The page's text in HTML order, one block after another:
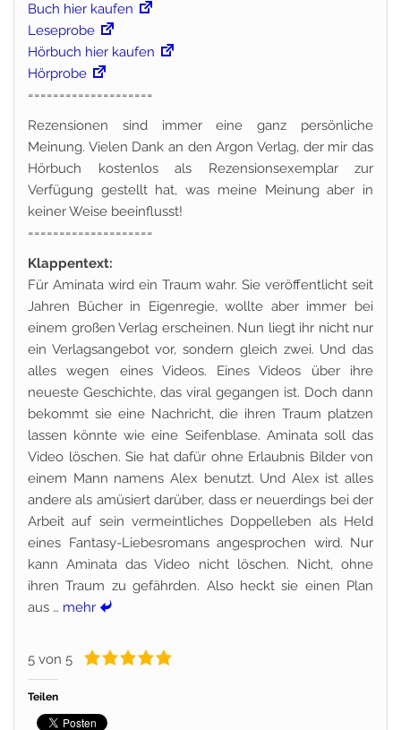
Buch hier kaufen
Leseprobe
Hörbuch hier kaufen
Hörprobe
====================
Rezensionen sind immer eine ganz persönliche
Meinung. Vielen Dank an den Argon Verlag, der mir das
Hörbuch kostenlos als Rezensionsexemplar zur
Verfügung gestellt hat, was meine Meinung aber in
keiner Weise beeinflusst!
====================
Klappentext:
Für Aminata wird ein Traum wahr. Sie veröffentlicht seit
Jahren Bücher in Eigenregie, wollte aber immer bei
einem großen Verlag erscheinen. Nun liegt ihr nicht nur
ein Verlagsangebot vor, sondern gleich zwei. Und das
alles wegen eines Videos. Eines Videos über ihre
neueste Geschichte, das viral gegangen ist. Doch dann
bekommt sie eine Nachricht, die ihren Traum platzen
lassen könnte wie eine Seifenblase. Aminata soll das
Video löschen. Sie hat dafür ohne Erlaubnis Bilder von
einem Mann namens Alex benutzt. Und Alex ist alles
andere als amüsiert darüber, dass er neuerdings bei der
Arbeit auf sein vermeintliches Doppelleben als Held
eines Fantasy-Liebesromans angesprochen wird. Nur
kann Aminata das Video nicht löschen. Nicht, ohne
ihren Traum zu gefährden. Also heckt sie einen Plan
aus … mehr
5 von 5
Teilen